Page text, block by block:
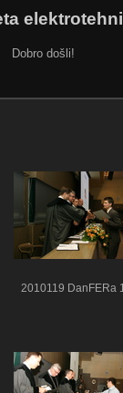
Dobro došli!
2010119 DanFERa